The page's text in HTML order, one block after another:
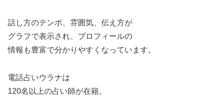
話し方のテンポ、雰囲気、伝え方が
グラフで表示され、プロフィールの
情報も豊富で分かりやすくなっています。
電話占いウラナは
120名以上の占い師が在籍。